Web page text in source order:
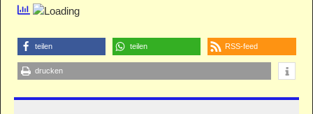
teilen teilen RSS-feed
drucken